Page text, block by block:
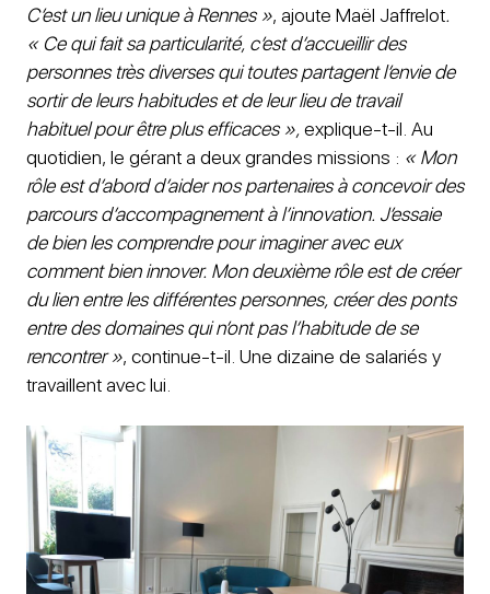
C’est un lieu unique à Rennes », ajoute Maël Jaffrelot.
« Ce qui fait sa particularité, c’est d’accueillir des
personnes très diverses qui toutes partagent l’envie de
sortir de leurs habitudes et de leur lieu de travail
habituel pour être plus efficaces »,explique-t-il. Au
quotidien, le gérant a deux grandes missions : « Mon
rôle est d’abord d’aider nos partenaires à concevoir des
parcours d’accompagnement à l’innovation. J’essaie
de bien les comprendre pour imaginer avec eux
comment bien innover. Mon deuxième rôle est de créer
du lien entre les différentes personnes, créer des ponts
entre des domaines qui n’ont pas l’habitude de se
rencontrer », continue-t-il. Une dizaine de salariés y
travaillent avec lui.